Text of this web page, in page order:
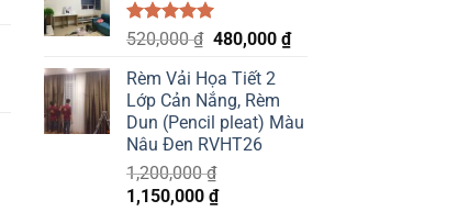
900,000 ₫.
Được xếp
5.00
5 sao
520,000₫ Original
was:
520,000 ₫.
480,000 ₫Current
Rèm Vải Họa Tiết 2
Lớp Cản Nắng, Rèm
Dun (Pencil pleat) Màu
Nâu Đen RVHT26
1,200,000₫
Original
1,150,000 ₫Current